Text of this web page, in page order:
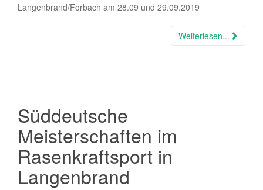
Langenbrand/Forbach am 28.09 und 29.09.2019
Weiterlesen...
Süddeutsche
Meisterschaften im
Rasenkraftsport in
Langenbrand